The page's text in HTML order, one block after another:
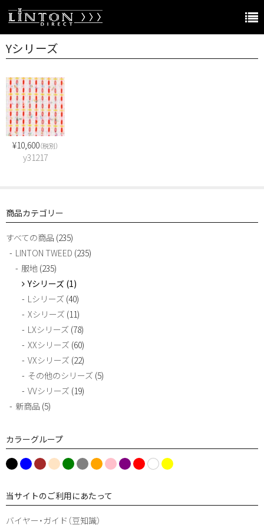
LINTON JAPAN Home
Online store Home
Products
服地（Fabric）
糸（Yarn）
その他のブランド
The world of LINTON
History
Brand Concept
Craftsmanship
About us
Contact
Yシリーズ
¥10,600（税別）
y31217
商品カテゴリー
すべての商品 (235)
LINTON TWEED (235)
服地 (235)
Yシリーズ(1)
Lシリーズ (40)
Xシリーズ (11)
LXシリーズ (78)
XXシリーズ (60)
VXシリーズ (22)
その他のシリーズ (5)
VVシリーズ (19)
新商品 (5)
カラーグループ
B
l
a
c
k
b
l
u
e
Br
w
n
Cre
g
r
e
e
n
Gr O
r
a
n
g
P
i
n
k
P
pl
r
e
W
h
e
Yel
当サイトのご利用にあたって
バイヤー・ガイド（豆知識）